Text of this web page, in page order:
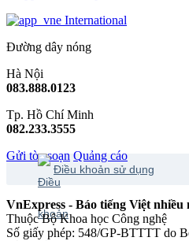
International
Đường dây nóng
Hà Nội
083.888.0123
Tp. Hồ Chí Minh
082.233.3555
Gửi tòa soạn Quảng cáo
Điều khoản sử dụng
VnExpress - Báo tiếng Việt nhiều
Thuộc Bộ Khoa học Công nghệ
Số giấy phép: 548/GP-BTTTT do